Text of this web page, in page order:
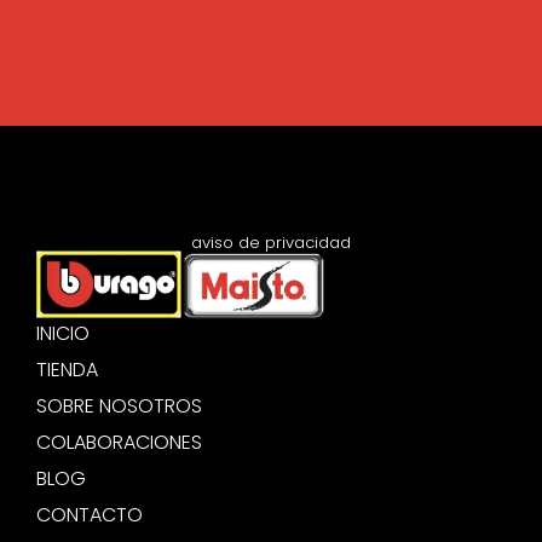
INICIO
TIENDA
SOBRE NOSOTROS
COLABORACIONES
BLOG
CONTACTO
aviso de privacidad